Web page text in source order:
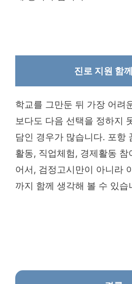
진로 지원 함
학교를 그만둔 뒤 가장 어려
보다도 다음 선택을 정하지
담인 경우가 많습니다. 포항
활동, 직업체험, 경제활동 참
어서, 검정고시만이 아니라
까지 함께 생각해 볼 수 있습